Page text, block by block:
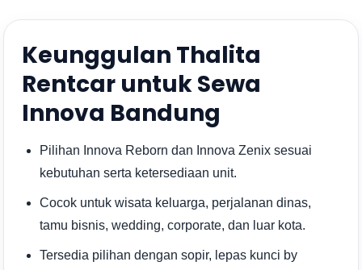
Keunggulan Thalita
Rentcar untuk Sewa
Innova Bandung
Pilihan Innova Reborn dan Innova Zenix sesuai
kebutuhan serta ketersediaan unit.
Cocok untuk wisata keluarga, perjalanan dinas,
tamu bisnis, wedding, corporate, dan luar kota.
Tersedia pilihan dengan sopir, lepas kunci by